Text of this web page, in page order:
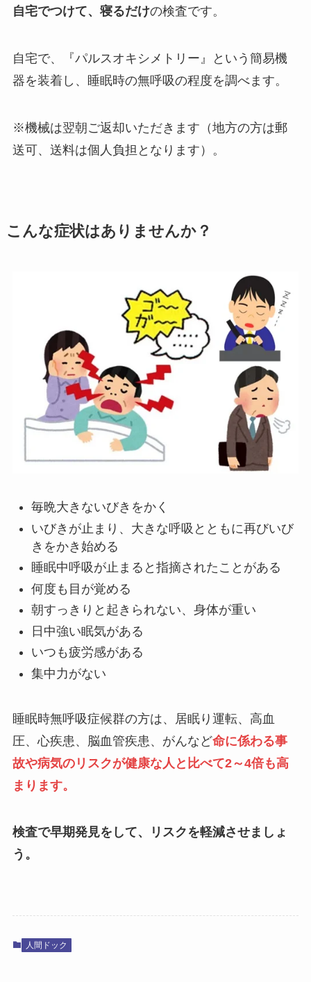
自宅でつけて、寝るだけの検査です。
自宅で、『パルスオキシメトリー』という簡易機
器を装着し、睡眠時の無呼吸の程度を調べます。
※機械は翌朝ご返却いただきます（地方の方は郵
送可、送料は個人負担となります）。
こんな症状はありませんか？
毎晩大きないびきをかく
いびきが止まり、大きな呼吸とともに再びいび
きをかき始める
睡眠中呼吸が止まると指摘されたことがある
何度も目が覚める
朝すっきりと起きられない、身体が重い
日中強い眠気がある
いつも疲労感がある
集中力がない
睡眠時無呼吸症候群の方は、居眠り運転、高血
圧、心疾患、脳血管疾患、がんなど命に係わる事
故や病気のリスクが健康な人と比べて2～4倍も高
まります。
検査で早期発見をして、リスクを軽減させましょ
う。
人間ドック